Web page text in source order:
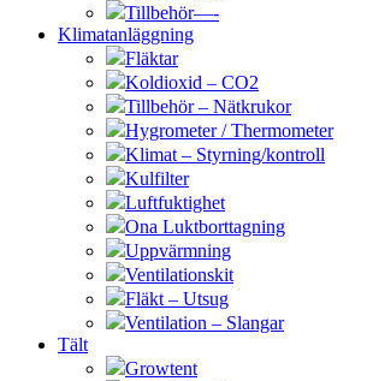
Tillbehör—-
Klimatanläggning
Fläktar
Koldioxid – CO2
Tillbehör – Nätkrukor
Hygrometer / Thermometer
Klimat – Styrning/kontroll
Kulfilter
Luftfuktighet
Ona Luktborttagning
Uppvärmning
Ventilationskit
Fläkt – Utsug
Ventilation – Slangar
Tält
Growtent